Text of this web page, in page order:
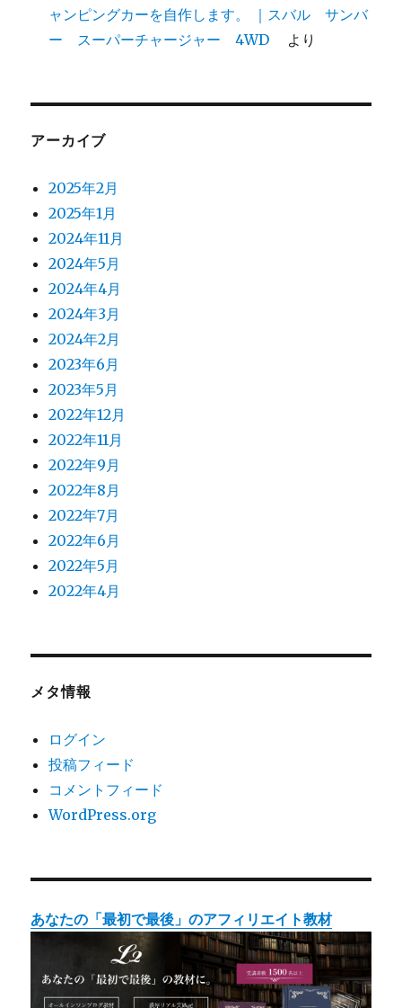
ャンピングカーを自作します。 ｜スバル サンバ
ー スーパーチャージャー 4WD
より
アーカイブ
2025年2月
2025年1月
2024年11月
2024年5月
2024年4月
2024年3月
2024年2月
2023年6月
2023年5月
2022年12月
2022年11月
2022年9月
2022年8月
2022年7月
2022年6月
2022年5月
2022年4月
メタ情報
ログイン
投稿フィード
コメントフィード
WordPress.org
あなたの「最初で最後」のアフィリエイト教材